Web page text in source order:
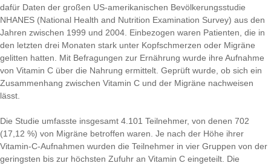
dafür Daten der großen US-amerikanischen Bevölkerungsstudie
NHANES (National Health and Nutrition Examination Survey) aus den
Jahren zwischen 1999 und 2004. Einbezogen waren Patienten, die in
den letzten drei Monaten stark unter Kopfschmerzen oder Migräne
gelitten hatten. Mit Befragungen zur Ernährung wurde ihre Aufnahme
von Vitamin C über die Nahrung ermittelt. Geprüft wurde, ob sich ein
Zusammenhang zwischen Vitamin C und der Migräne nachweisen
lässt.
Die Studie umfasste insgesamt 4.101 Teilnehmer, von denen 702
(17,12 %) von Migräne betroffen waren. Je nach der Höhe ihrer
Vitamin-C-Aufnahmen wurden die Teilnehmer in vier Gruppen von der
geringsten bis zur höchsten Zufuhr an Vitamin C eingeteilt. Die